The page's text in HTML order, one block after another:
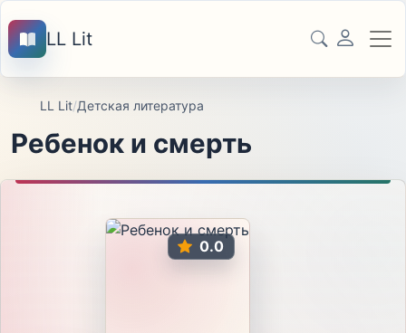
LL Lit
LL Lit/Детская литература
Ребенок и смерть
0.0